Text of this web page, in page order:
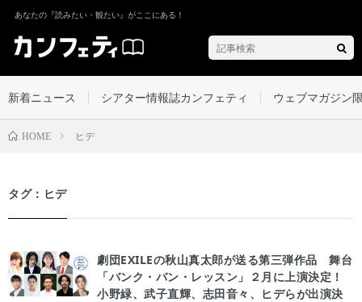
あなたの『読みたい・観たい』がここにある！
新着ニュース シアター情報誌カンフェティ ウェブマガジン
HOME ヒデ
タグ：ヒデ
劇団EXILEの秋山真太郎が送る第三弾作品 舞台
「バンク・バン・レッスン」２月に上演決定！
小野緑、武子直輝、志田音々、ヒデらが出演決